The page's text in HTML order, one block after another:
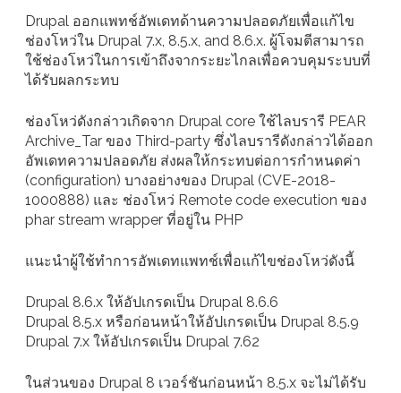
Drupal ออกแพทช์อัพเดทด้านความปลอดภัยเพื่อแก้ไข
ช่องโหว่ใน Drupal 7.x, 8.5.x, and 8.6.x. ผู้โจมตีสามารถ
ใช้ช่องโหว่ในการเข้าถึงจากระยะไกลเพื่อควบคุมระบบที่
ได้รับผลกระทบ
ช่องโหว่ดังกล่าวเกิดจาก Drupal core ใช้ไลบรารี PEAR
Archive_Tar ของ Third-party ซึ่งไลบรารีดังกล่าวได้ออก
อัพเดทความปลอดภัย ส่งผลให้กระทบต่อการกำหนดค่า
(configuration) บางอย่างของ Drupal (CVE-2018-
1000888) และ ช่องโหว่ Remote code execution ของ
phar stream wrapper ที่อยู่ใน PHP
แนะนำผู้ใช้ทำการอัพเดทแพทช์เพื่อแก้ไขช่องโหว่ดังนี้
Drupal 8.6.x ให้อัปเกรดเป็น Drupal 8.6.6
Drupal 8.5.x หรือก่อนหน้าให้อัปเกรดเป็น Drupal 8.5.9
Drupal 7.x ให้อัปเกรดเป็น Drupal 7.62
ในส่วนของ Drupal 8 เวอร์ชันก่อนหน้า 8.5.x จะไม่ได้รับ